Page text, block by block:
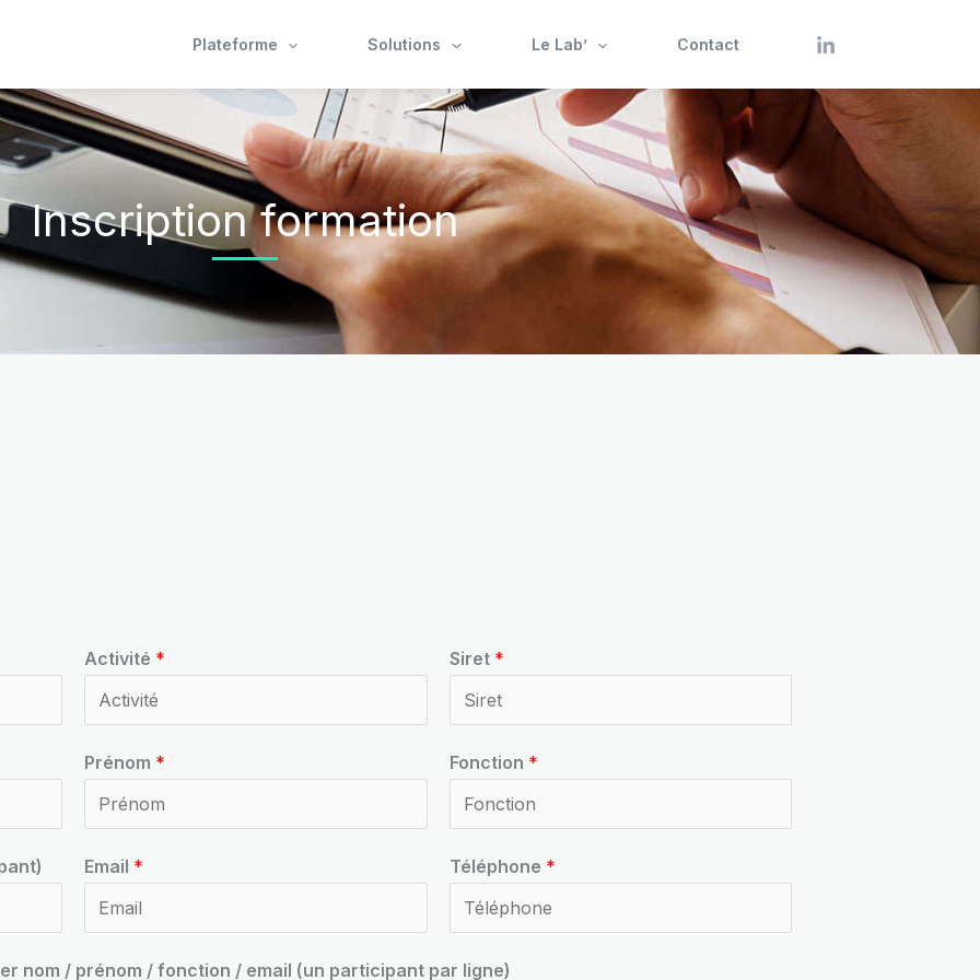
Plateforme Solutions Le Lab’ Contact
Inscription formation
Activité * Siret *
Prénom * Fonction *
Email * Téléphone *
nom / prénom / fonction / email (un participant par ligne)